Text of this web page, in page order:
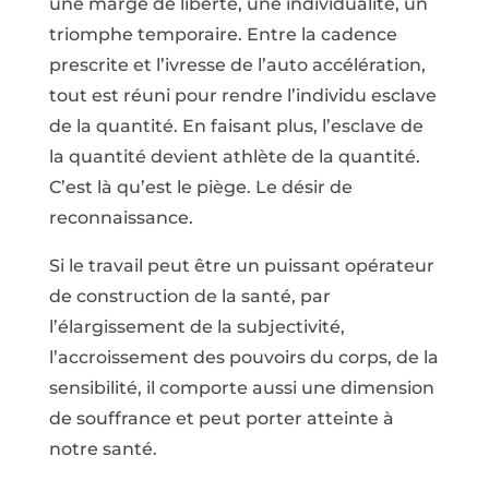
triomphe temporaire. Entre la cadence
prescrite et l’ivresse de l’auto accélération,
tout est réuni pour rendre l’individu esclave
de la quantité. En faisant plus, l’esclave de
la quantité devient athlète de la quantité.
C’est là qu’est le piège. Le désir de
reconnaissance.
Si le travail peut être un puissant opérateur
de construction de la santé, par
l’élargissement de la subjectivité,
l’accroissement des pouvoirs du corps, de la
sensibilité, il comporte aussi une dimension
de souffrance et peut porter atteinte à
notre santé.